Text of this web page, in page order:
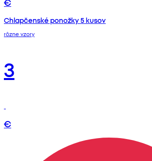
Chlapčenské ponožky 5 kusov
rôzne vzory
3
€